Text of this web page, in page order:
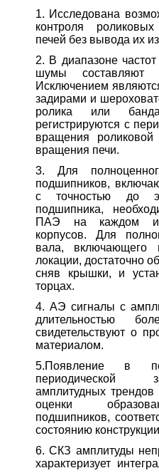
1. Исследована
контроля
печей без вывода их
2. В диапазоне
шумы
Исключением
задирами и
ролика или
регистрируются с
вращения
вращения печи.
3. Для
подшипников,
с точностью до
подшипника,
ПАЭ на каждом
корпусов. Для
вала, включающего
локации, достаточно
сняв крышки, и
торцах.
4. АЭ сигналы с
длительностью
свидетельствуют о
материалом.
5.Появление в
периодической
амплитудных
оценки
подшипников,
состоянию
6. СКЗ амплитуды
характеризует